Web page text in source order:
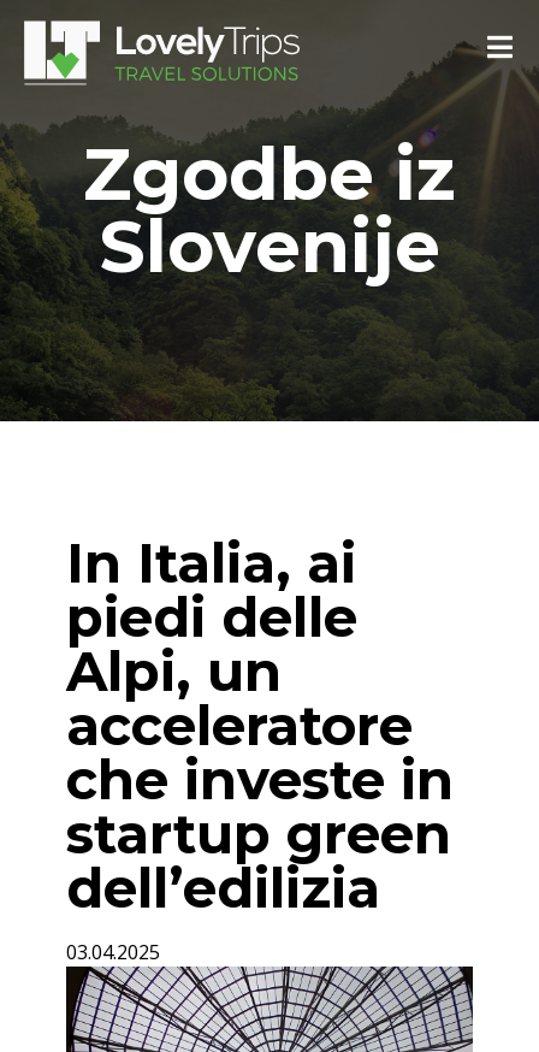
Zgodbe iz
Slovenije
In Italia, ai
piedi delle
Alpi, un
acceleratore
che investe in
startup green
dell’edilizia
03.04.2025